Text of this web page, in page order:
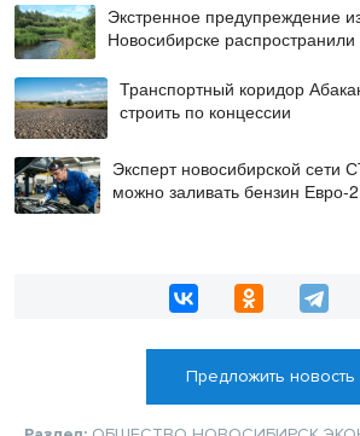
Экстренное предупреждение
Новосибирске распространили
Транспортный коридор
строить по концессии
Эксперт новосибирской сети
можно заливать бензин Евро‑2
Предложить новость